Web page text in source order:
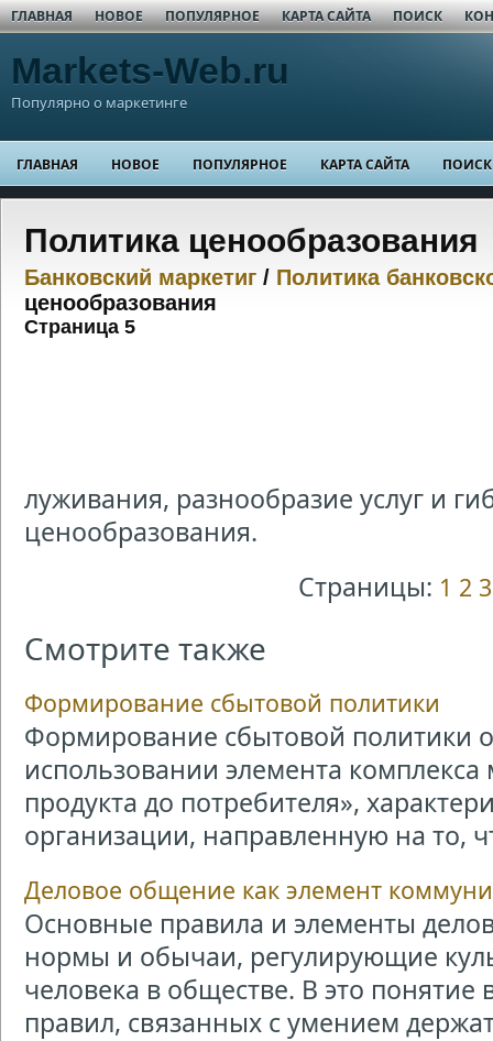
ГЛАВНАЯ НОВОЕ ПОПУЛЯРНОЕ КАРТА САЙТА ПОИСК
Markets-Web.ru
Популярно о маркетинге
ГЛАВНАЯ НОВОЕ ПОПУЛЯРНОЕ КАРТА САЙТА ПОИСК
Политика ценообразования
Банковский маркетиг / Политика
ценообразования
Страница 5
луживания, разнообразие услуг и
ценообразования.
Страницы: 1 2 3
Смотрите также
Формирование сбытовой политики
Формирование сбытовой политики
использовании элемента
продукта до потребителя»,
организации, направленную на то,
Деловое общение как элемент
Основные правила и элементы
нормы и обычаи, регулирующие
человека в обществе. В это понятие
правил, связанных с умением